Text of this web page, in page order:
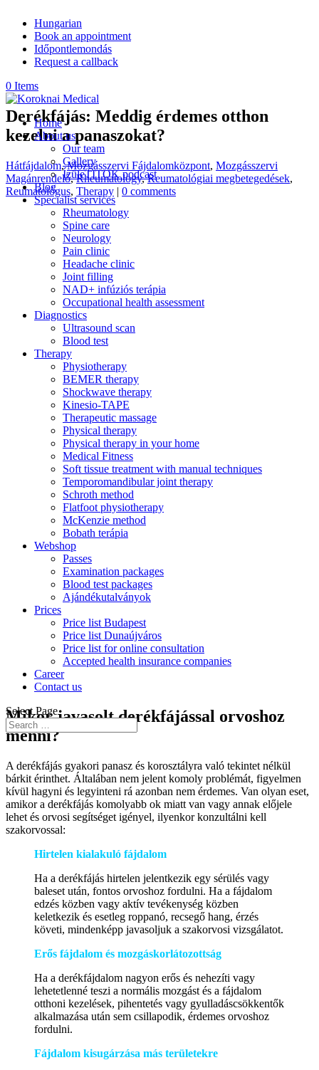
Hungarian
Book an appointment
Időpontlemondás
Request a callback
0 Items
Home
About us
Our team
Gallery
ÍzüleTITOK podcast
Blog
Specialist services
Rheumatology
Spine care
Neurology
Pain clinic
Headache clinic
Joint filling
NAD+ infúziós terápia
Occupational health assessment
Diagnostics
Ultrasound scan
Blood test
Therapy
Physiotherapy
BEMER therapy
Shockwave therapy
Kinesio-TAPE
Therapeutic massage
Physical therapy
Physical therapy in your home
Medical Fitness
Soft tissue treatment with manual techniques
Temporomandibular joint therapy
Schroth method
Flatfoot physiotherapy
McKenzie method
Bobath terápia
Webshop
Passes
Examination packages
Blood test packages
Ajándékutalványok
Prices
Price list Budapest
Price list Dunaújváros
Price list for online consultation
Accepted health insurance companies
Career
Contact us
Select Page
Derékfájás: Meddig érdemes otthon
kezelni a panaszokat?
Hátfájdalom,Mozgásszervi Fájdalomközpont, Mozgásszervi
Magánrendelő,Rheumatology,Reumatológiai megbetegedések,
Reumatológus, Therapy | 0 comments
Mikor javasolt derékfájással orvoshoz
menni?
A derékfájás gyakori panasz és korosztályra való tekintet nélkül
bárkit érinthet. Általában nem jelent komoly problémát, figyelmen
kívül hagyni és legyinteni rá azonban nem érdemes. Van olyan eset,
amikor a derékfájás komolyabb ok miatt van vagy annak előjele
lehet és orvosi segítséget igényel, ilyenkor konzultálni kell
szakorvossal:
Hirtelen kialakuló fájdalom
Ha a derékfájás hirtelen jelentkezik egy sérülés vagy
baleset után, fontos orvoshoz fordulni. Ha a fájdalom
edzés közben vagy aktív tevékenység közben
keletkezik és esetleg roppanó, recsegő hang, érzés
követi, mindenképp javasoljuk a szakorvosi vizsgálatot.
Erős fájdalom és mozgáskorlátozottság
Ha a derékfájdalom nagyon erős és nehezíti vagy
lehetetlenné teszi a normális mozgást és a fájdalom
otthoni kezelések, pihentetés vagy gyulladáscsökkentők
alkalmazása után sem csillapodik, érdemes orvoshoz
fordulni.
Fájdalom kisugárzása más területekre